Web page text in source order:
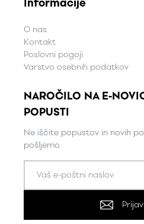
Informacije
O nas
Kontakt
Poslovni pogoji
Varstvo osebnih podatkov
NAROČILO NA E-
POPUSTI
Ne iščite popustov in novih
pošljemo.